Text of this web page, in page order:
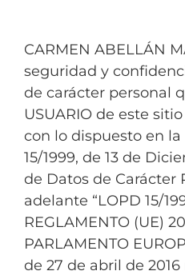
CARMEN ABELLÁN
seguridad y
de carácter personal
USUARIO de este
con lo dispuesto en la
15/1999, de 13 de
de Datos de Carácter
adelante “LOPD 15/
REGLAMENTO (UE)
PARLAMENTO
de 27 de abril de